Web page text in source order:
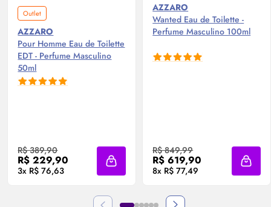
Outlet
AZZARO
Pour Homme Eau de Toilette
EDT - Perfume Masculino
50ml
R$ 389,90
R$ 229,90
3x R$ 76,63 Adicionar à sacola
AZZARO
Wanted Eau de Toilette -
Perfume Masculino 100ml
R$ 849,99
R$ 619,90
8x R$ 77,49